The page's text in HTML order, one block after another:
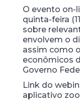
O evento on-
quinta-feira
sobre
envolvem o
assim como
econômicos
Governo
Link do
aplicativo